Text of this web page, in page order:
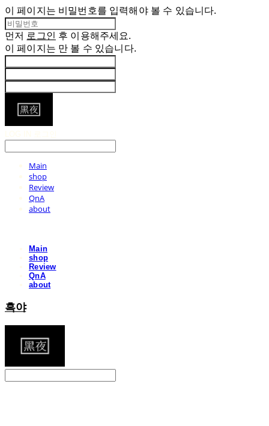
이 페이지는 비밀번호를 입력해야 볼 수 있습니다.
먼저 로그인 후 이용해주세요.
이 페이지는 만 볼 수 있습니다.
Main
shop
Review
QnA
about
Main
shop
Review
QnA
about
흑야